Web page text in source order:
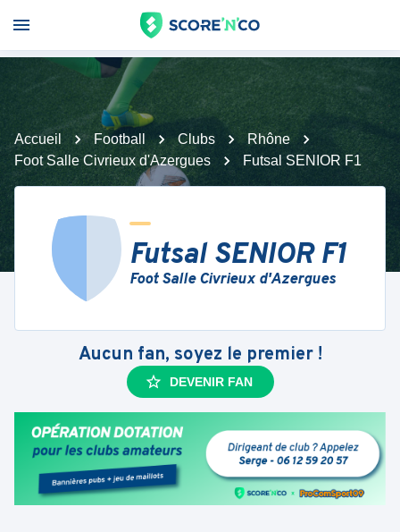
Accueil Football Clubs
Rhône
Foot Salle Civrieux d'Azergues
Futsal SENIOR F1
Futsal SENIOR F1
Foot Salle Civrieux d'Azergues
Aucun fan, soyez le premier !
DEVENIR FAN